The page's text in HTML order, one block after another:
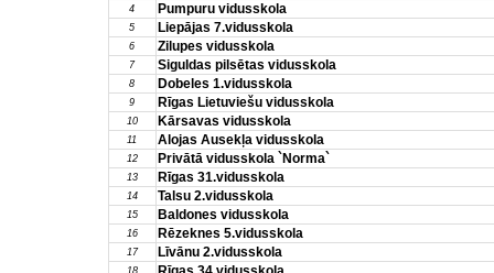
4 Pumpuru vidusskola
5 Liepājas 7.vidusskola
6 Zilupes vidusskola
7 Siguldas pilsētas vidusskola
8 Dobeles 1.vidusskola
9 Rīgas Lietuviešu vidusskola
10 Kārsavas vidusskola
11 Alojas Ausekļa vidusskola
12 Privātā vidusskola `Norma`
13 Rīgas 31.vidusskola
14 Talsu 2.vidusskola
15 Baldones vidusskola
16 Rēzeknes 5.vidusskola
17 Līvānu 2.vidusskola
18